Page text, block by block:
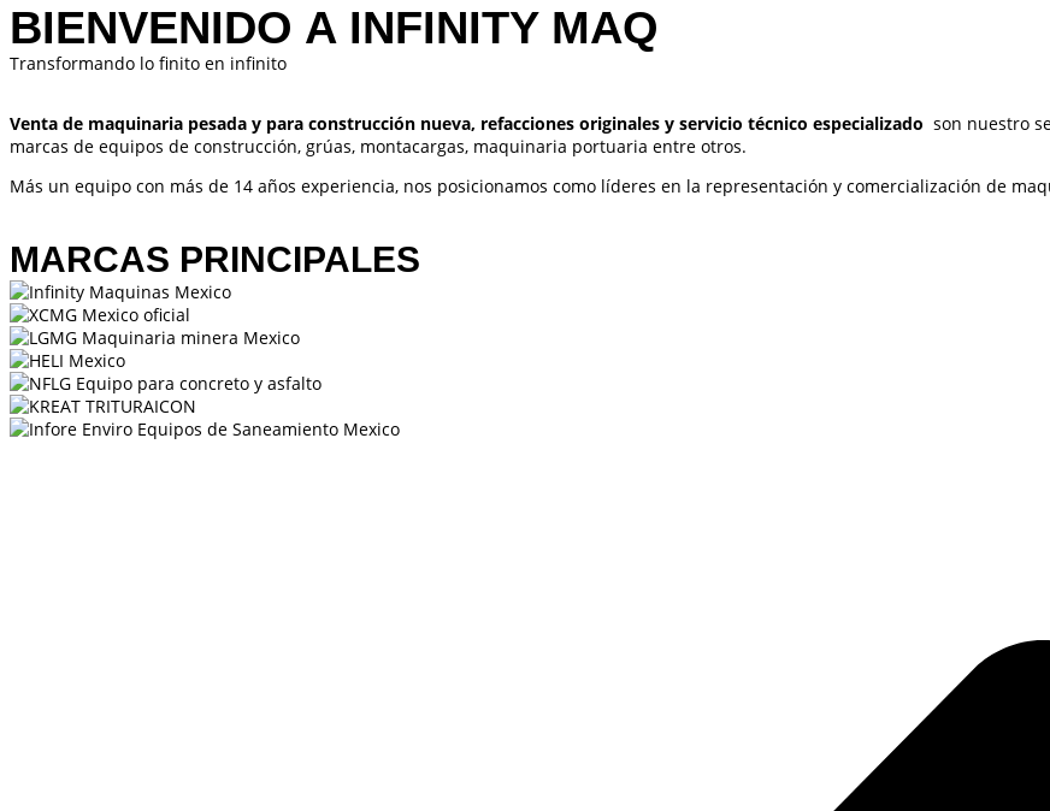
BIENVENIDO A INFINITY MAQ
Transformando lo finito en infinito
Venta de maquinaria pesada y para construcción nueva, refacciones originales y servicio técnico especializado son nuestro
marcas de equipos de construcción, grúas, montacargas, maquinaria portuaria entre otros.
Más un equipo con más de 14 años experiencia, nos posicionamos como líderes en la representación y comercialización de
MARCAS PRINCIPALES